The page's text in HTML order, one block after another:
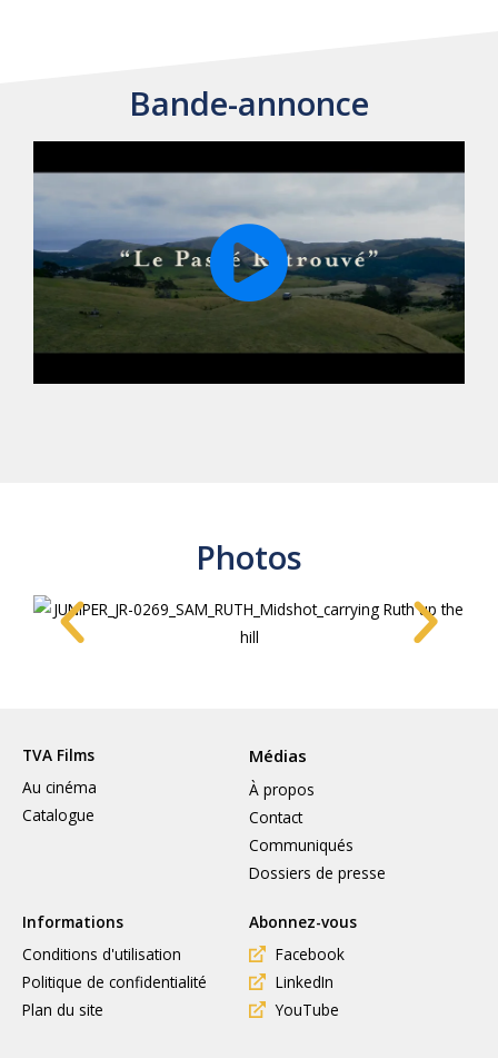
Bande-annonce
Photos
TVA Films
Au cinéma
Catalogue
Médias
À propos
Contact
Communiqués
Dossiers de presse
Informations
Conditions d'utilisation
Politique de confidentialité
Plan du site
Abonnez-vous
Facebook
LinkedIn
YouTube